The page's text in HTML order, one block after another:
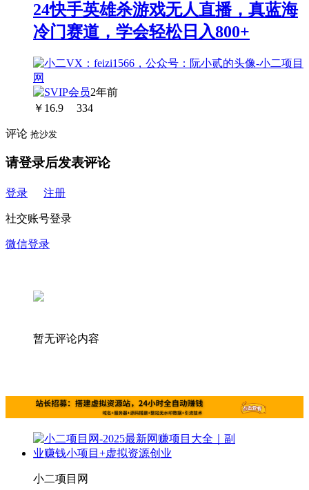
24快手英雄杀游戏无人直播，真蓝海
冷门赛道，学会轻松日入800+
2年前
￥ 16.9 334
评论 抢沙发
请登录后发表评论
登录 注册
社交账号登录
微信登录
暂无评论内容
小二项目网